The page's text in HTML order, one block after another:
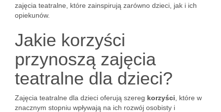
zajęcia teatralne, które zainspirują zarówno dzieci, jak i ich
opiekunów.
Jakie korzyści
przynoszą zajęcia
teatralne dla dzieci?
Zajęcia teatralne dla dzieci oferują szereg korzyści , które w
znacznym stopniu wpływają na ich rozwój osobisty i